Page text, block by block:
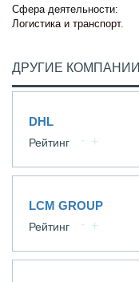
Сфера деятельности:
Логистика и транспорт.
ДРУГИЕ КОМПАНИИ
DHL
Рейтинг
LCM GROUP
Рейтинг